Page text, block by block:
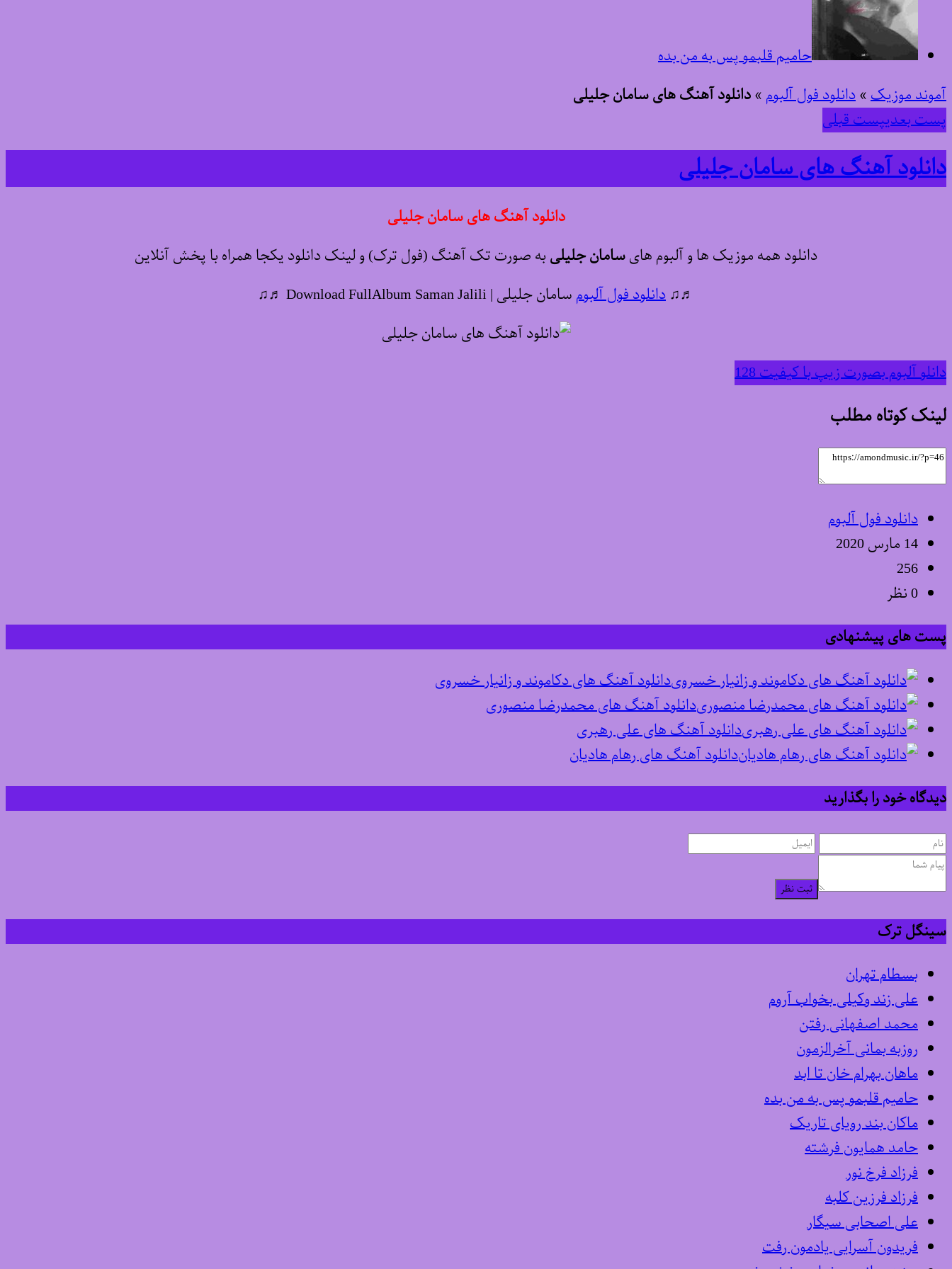
حامیم قلبمو پس به من بده
آموند موزیک»دانلود فول آلبوم »دانلود آهنگ های سامان جلیلی
پست بعدیپست قبلی
دانلود آهنگ های سامان جلیلی
دانلود آهنگ های سامان جلیلی
دانلود همه موزیک ها و آلبوم هایسامان جلیلی به صورت تک آهنگ (فول ترک) و لینک دانلود یکجا همراه با پخش آنلاین
♬♫ دانلود فول آلبوم سامان جلیلی | Download FullAlbum Saman Jalili ♬♫
دانلو آلبوم بصورت زیپ با کیفیت 128
لینک کوتاه مطلب
دانلود فول آلبوم
14 مارس 2020
256
0 نظر
پست های پیشنهادی
دانلود آهنگ های دکاموند و زانیار خسروی
دانلود آهنگ های محمدرضا منصوری
دانلود آهنگ های علی رهبری
دانلود آهنگ های رهام هادیان
دیدگاه خود را بگذارید
ثبت نظر
سینگل ترک
بسطام تهران
علی زند وکیلی بخواب آروم
محمد اصفهانی رفتن
روزبه بمانی آخرالزمون
ماهان بهرام خان تا ابد
حامیم قلبمو پس به من بده
ماکان بند رویای تاریک
حامد همایون فرشته
فرزاد فرخ نور
فرزاد فرزین کلبه
علی اصحابی سیگار
فریدون آسرایی یادمون رفت